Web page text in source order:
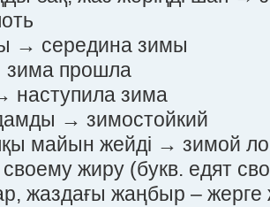
→ середина зимы
зима прошла
наступила зима
→ зимостойкий
майын жейді → зимой
своему жиру (букв. едят
жаздағы жаңбыр –